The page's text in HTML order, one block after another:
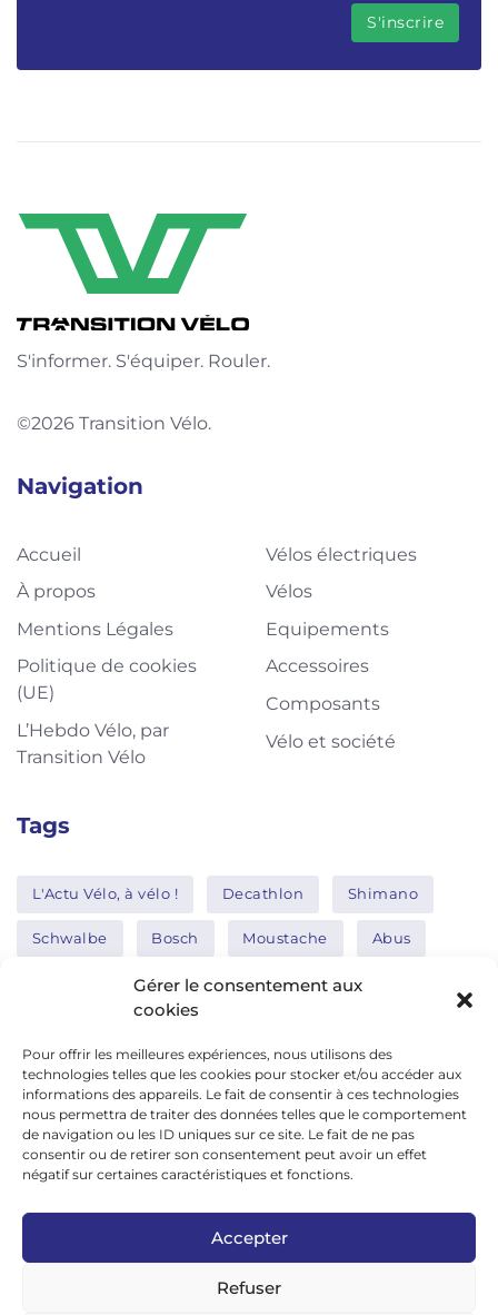
Gérer le consentement aux
cookies
Pour offrir les meilleures expériences, nous utilisons des
technologies telles que les cookies pour stocker et/ou accéder aux
informations des appareils. Le fait de consentir à ces technologies
nous permettra de traiter des données telles que le comportement
de navigation ou les ID uniques sur ce site. Le fait de ne pas
consentir ou de retirer son consentement peut avoir un effet
négatif sur certaines caractéristiques et fonctions.
Accepter
Refuser
S'informer. S'équiper. Rouler.
©2026 Transition Vélo.
Navigation
Accueil
À propos
Mentions Légales
Politique de cookies
(UE)
L’Hebdo Vélo, par
Transition Vélo
Vélos électriques
Vélos
Equipements
Accessoires
Composants
Vélo et société
Tags
L'Actu Vélo, à vélo ! Decathlon Shimano
Schwalbe Bosch Moustache Abus
Thule Nakamura
Réseaux sociaux
google news
facebook
twitter